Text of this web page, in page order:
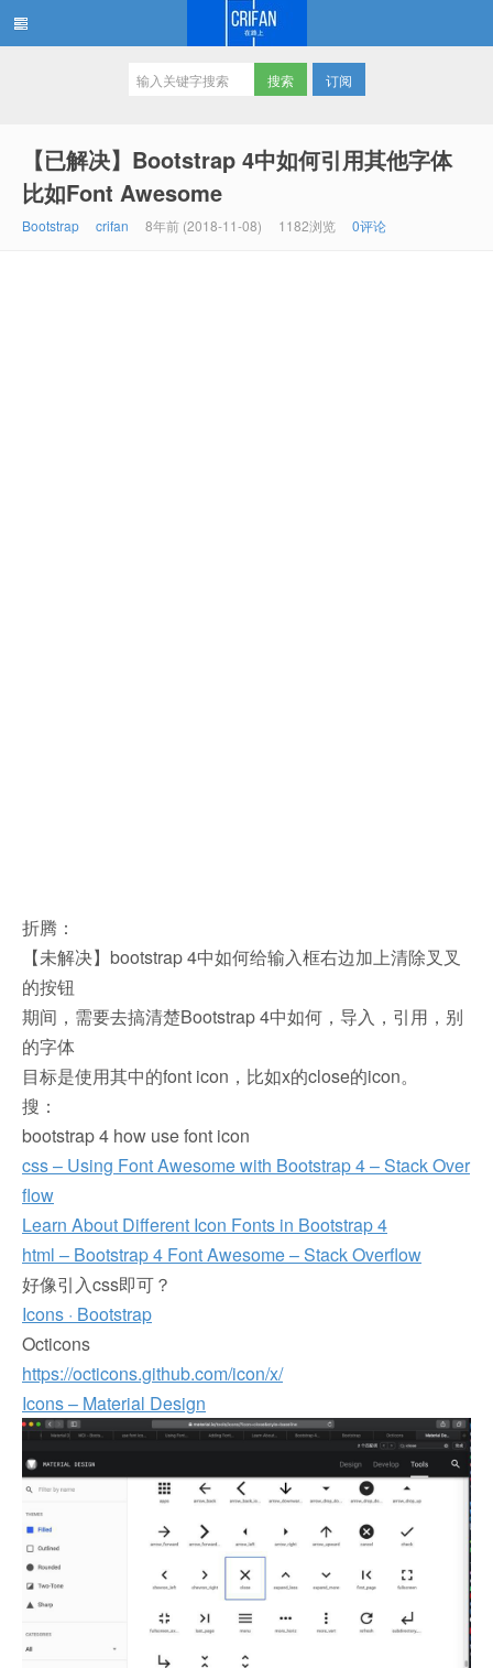
订阅
【已解决】Bootstrap 4中如何引用其他字体
比如Font Awesome
Bootstrap crifan 8年前 (2018-11-08) 1182浏览 0评论
折腾：
【未解决】bootstrap 4中如何给输入框右边加上清除叉叉
的按钮
期间，需要去搞清楚Bootstrap 4中如何，导入，引用，别
的字体
目标是使用其中的font icon，比如x的close的icon。
搜：
bootstrap 4 how use font icon
css – Using Font Awesome with Bootstrap 4 – Stack Over
flow
Learn About Different Icon Fonts in Bootstrap 4
html – Bootstrap 4 Font Awesome – Stack Overflow
好像引入css即可？
Icons · Bootstrap
Octicons
https://octicons.github.com/icon/x/
Icons – Material Design